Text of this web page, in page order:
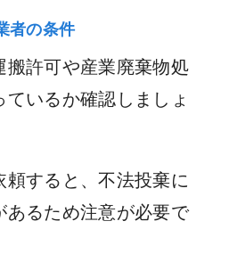
者の条件
搬許可や産業廃棄物処
いるか確認しましょ
すると、不法投棄に
あるため注意が必要で